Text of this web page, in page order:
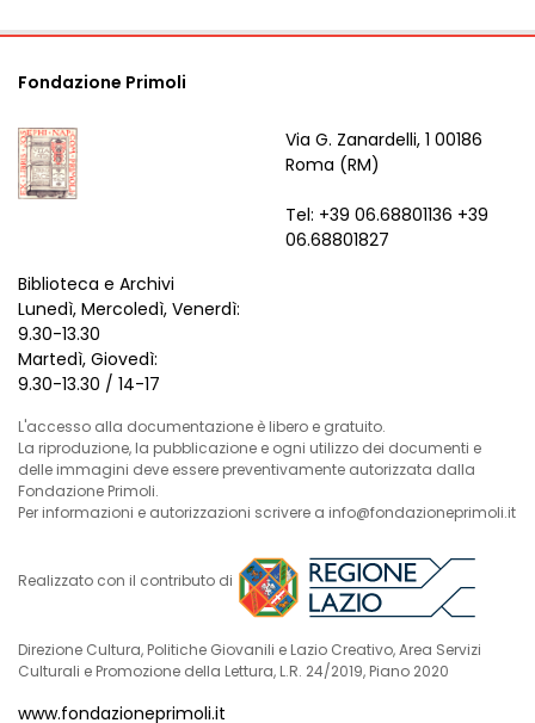
Fondazione Primoli
Via G. Zanardelli, 1 00186
Roma (RM)
Tel: +39 06.68801136 +39
06.68801827
Biblioteca e Archivi
Lunedì, Mercoledì, Venerdì:
9.30-13.30
Martedì, Giovedì:
9.30-13.30 / 14-17
L'accesso alla documentazione è libero e gratuito.
La riproduzione, la pubblicazione e ogni utilizzo dei documenti e
delle immagini deve essere preventivamente autorizzata dalla
Fondazione Primoli.
Per informazioni e autorizzazioni scrivere a info@fondazioneprimoli.it
Realizzato con il contributo di
Direzione Cultura, Politiche Giovanili e Lazio Creativo, Area Servizi
Culturali e Promozione della Lettura, L.R. 24/2019, Piano 2020
www.fondazioneprimoli.it